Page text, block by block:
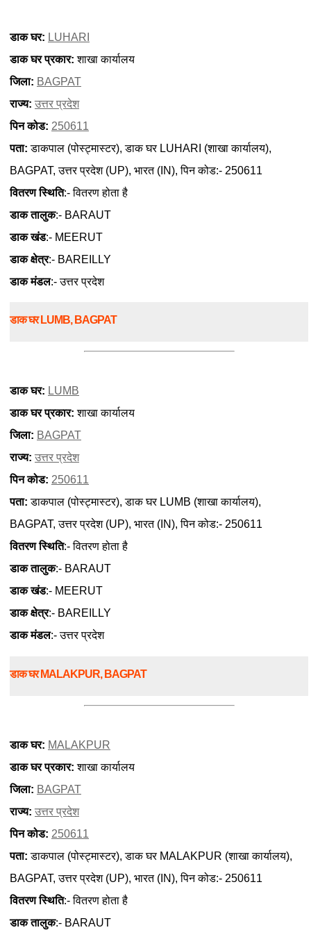
डाक घर: LUHARI
डाक घर प्रकार: शाखा कार्यालय
जिला: BAGPAT
राज्य: उत्तर प्रदेश
पिन कोड: 250611
पता: डाकपाल (पोस्ट्मास्टर), डाक घर LUHARI (शाखा कार्यालय),
BAGPAT, उत्तर प्रदेश (UP), भारत (IN), पिन कोड:- 250611
वितरण स्थिति:- वितरण होता है
डाक तालुक:- BARAUT
डाक खंड:- MEERUT
डाक क्षेत्र:- BAREILLY
डाक मंडल:- उत्तर प्रदेश
डाक घर LUMB, BAGPAT
डाक घर: LUMB
डाक घर प्रकार: शाखा कार्यालय
जिला: BAGPAT
राज्य: उत्तर प्रदेश
पिन कोड: 250611
पता: डाकपाल (पोस्ट्मास्टर), डाक घर LUMB (शाखा कार्यालय),
BAGPAT, उत्तर प्रदेश (UP), भारत (IN), पिन कोड:- 250611
वितरण स्थिति:- वितरण होता है
डाक तालुक:- BARAUT
डाक खंड:- MEERUT
डाक क्षेत्र:- BAREILLY
डाक मंडल:- उत्तर प्रदेश
डाक घर MALAKPUR, BAGPAT
डाक घर: MALAKPUR
डाक घर प्रकार: शाखा कार्यालय
जिला: BAGPAT
राज्य: उत्तर प्रदेश
पिन कोड: 250611
पता: डाकपाल (पोस्ट्मास्टर), डाक घर MALAKPUR (शाखा कार्यालय),
BAGPAT, उत्तर प्रदेश (UP), भारत (IN), पिन कोड:- 250611
वितरण स्थिति:- वितरण होता है
डाक तालुक:- BARAUT